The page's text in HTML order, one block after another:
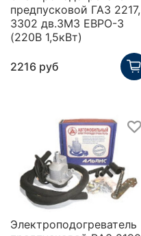
предпусковой ГАЗ 2217,
3302 дв.ЗМЗ ЕВРО-3
(220В 1,5кВт)
2216 руб
Электроподогреватель